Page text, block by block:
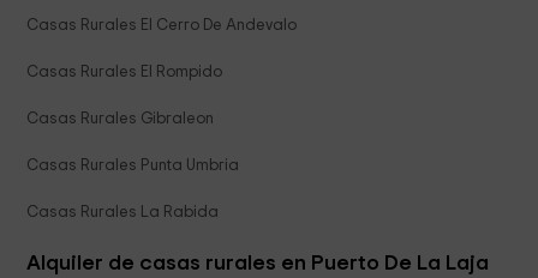
Casas Rurales El Cerro De Andevalo
Casas Rurales El Rompido
Casas Rurales Gibraleon
Casas Rurales Punta Umbria
Casas Rurales La Rabida
Alquiler de casas rurales en Puerto De La Laja